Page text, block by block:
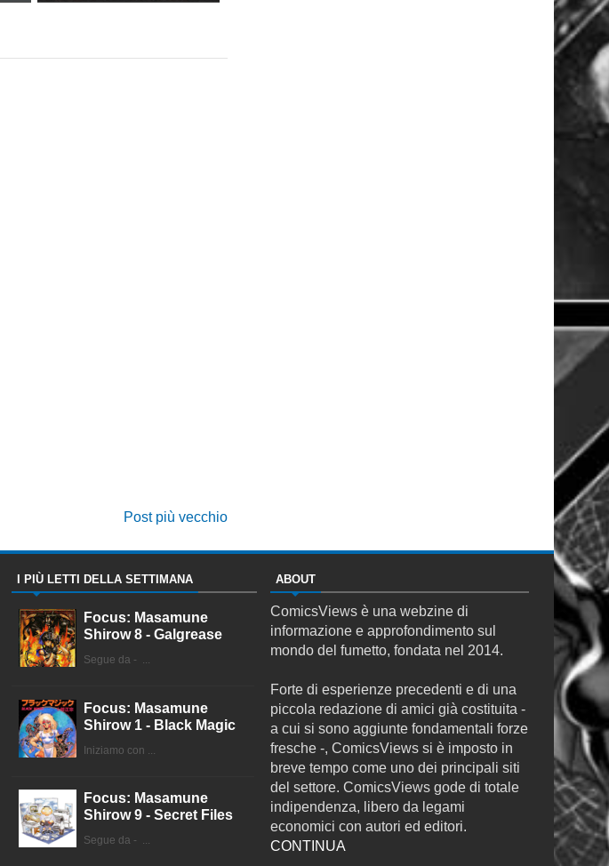
Post più vecchio
I PIÙ LETTI DELLA SETTIMANA
Focus: Masamune
Shirow 8 - Galgrease
Segue da - ...
Focus: Masamune
Shirow 1 - Black Magic
Iniziamo con ...
Focus: Masamune
Shirow 9 - Secret Files
Segue da - ...
ABOUT
ComicsViews è una webzine di
informazione e approfondimento sul
mondo del fumetto, fondata nel 2014.
Forte di esperienze precedenti e di una
piccola redazione di amici già costituita -
a cui si sono aggiunte fondamentali forze
fresche -, ComicsViews si è imposto in
breve tempo come uno dei principali siti
del settore. ComicsViews gode di totale
indipendenza, libero da legami
economici con autori ed editori.
CONTINUA